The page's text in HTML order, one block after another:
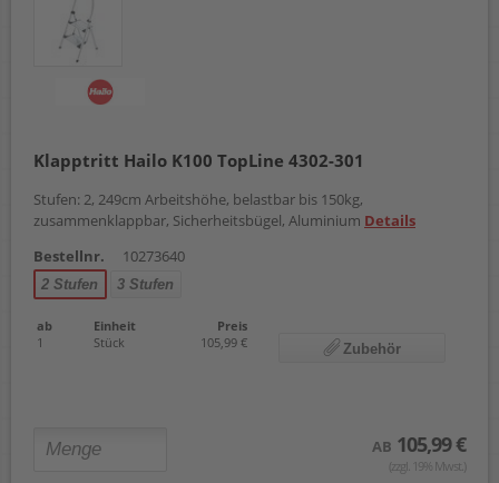
Klapptritt Hailo K100 TopLine 4302-301
Stufen: 2, 249cm Arbeitshöhe, belastbar bis 150kg,
zusammenklappbar, Sicherheitsbügel, Aluminium Details
Bestellnr.
10273640
2 Stufen 3 Stufen
ab Einheit
Preis
1
Stück 105,99 € Zubehör
AB 105,99 €
(zzgl. 19% Mwst.)